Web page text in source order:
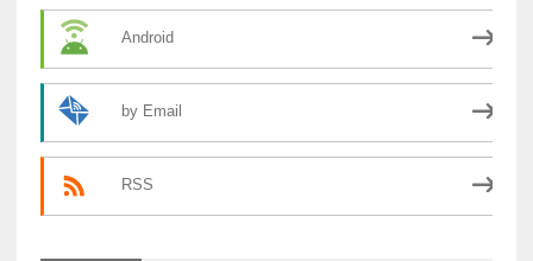
Android
by Email
RSS